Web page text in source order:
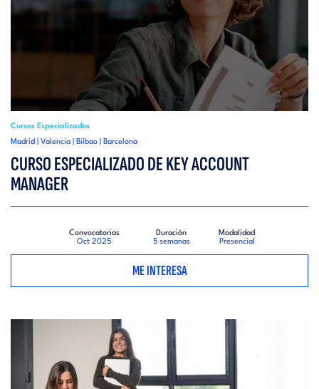
Cursos Especializados
Madrid | Valencia | Bilbao | Barcelona
CURSO ESPECIALIZADO DE KEY ACCOUNT
MANAGER
Convocatorias
Oct 2025
Duración
5 semanas
Modalidad
Presencial
ME INTERESA